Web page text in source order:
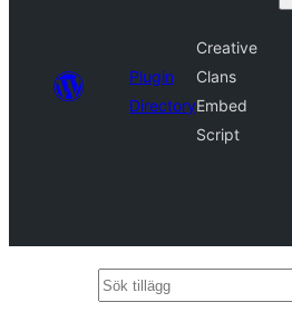
Plugin
Directory
Creative
Clans
Embed
Script
Sök